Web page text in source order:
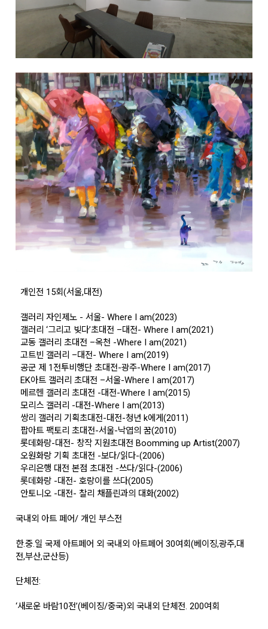
개인전 15회(서울,대전)
갤러리 자인제노 - 서울- Where I am(2023)
갤러리 ‘그리고 빚다’초대전 –대전- Where I am(2021)
교동 갤러리 초대전 –옥천 -Where I am(2021)
고트빈 갤러리 –대전- Where I am(2019)
공군 제 1전투비행단 초대전-광주-Where I am(2017)
EK아트 갤러리 초대전 –서울-Where I am(2017)
메르헨 갤러리 초대전 -대전-Where I am(2015)
모리스 갤러리 -대전-Where I am(2013)
쌍리 갤러리 기획초대전-대전-청년 k에게(2011)
팝아트 팩토리 초대전-서울-낙엽의 꿈(2010)
롯데화랑-대전- 창작 지원초대전 Boomming up Artist(2007)
오원화랑 기획 초대전 -보다/읽다-(2006)
우리은행 대전 본점 초대전 -쓰다/읽다-(2006)
롯데화랑 -대전- 호랑이를 쓰다(2005)
안토니오 -대전- 찰리 채플린과의 대화(2002)
국내외 아트 페어/ 개인 부스전
한.중.일 국제 아트페어 외 국내외 아트페어 30여회(베이징,광주,대
전,부산,군산등)
단체전:
‘새로운 바람10전’(베이징/중국)외 국내외 단체전. 200여회